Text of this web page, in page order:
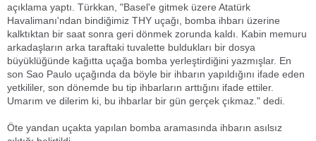
açıklama yaptı. Türkkan, "Basel'e gitmek üzere Atatürk
Havalimanı'ndan bindiğimiz THY uçağı, bomba ihbarı üzerine
kalktıktan bir saat sonra geri dönmek zorunda kaldı. Kabin memuru
arkadaşların arka taraftaki tuvalette buldukları bir dosya
büyüklüğünde kağıtta uçağa bomba yerleştirdiğini yazmışlar. En
son Sao Paulo uçağında da böyle bir ihbarın yapıldığını ifade eden
yetkililer, son dönemde bu tip ihbarların arttığını ifade ettiler.
Umarım ve dilerim ki, bu ihbarlar bir gün gerçek çıkmaz." dedi.
Öte yandan uçakta yapılan bomba aramasında ihbarın asılsız